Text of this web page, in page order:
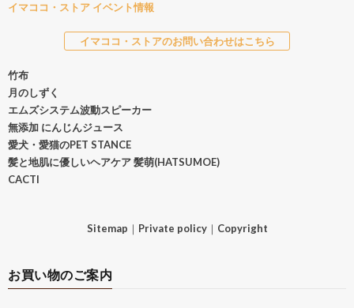
イマココ・ストア イベント情報
イマココ・ストアのお問い合わせはこちら
竹布
月のしずく
エムズシステム波動スピーカー
無添加 にんじんジュース
愛犬・愛猫のPET STANCE
髪と地肌に優しいヘアケア 髪萌(HATSUMOE)
CACTI
Sitemap ｜ Private policy｜ Copyright
お買い物のご案内